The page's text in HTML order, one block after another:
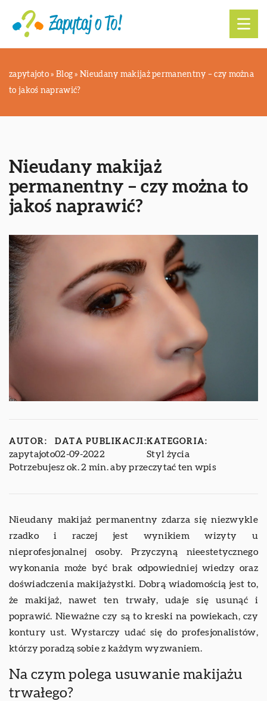
zapytajoto » Blog »Nieudany makijaż permanentny – czy można
to jakoś naprawić?
Nieudany makijaż
permanentny – czy można to
jakoś naprawić?
AUTOR:
zapytajoto
DATA PUBLIKACJI:
02-09-2022
KATEGORIA:
Styl życia
Potrzebujesz ok. 2 min. aby przeczytać ten wpis
Nieudany makijaż permanentny zdarza się niezwykle
rzadko i raczej jest wynikiem wizyty u
nieprofesjonalnej osoby. Przyczyną nieestetycznego
wykonania może być brak odpowiedniej wiedzy oraz
doświadczenia makijażystki. Dobrą wiadomością jest to,
że makijaż, nawet ten trwały, udaje się usunąć i
poprawić. Nieważne czy są to kreski na powiekach, czy
kontury ust. Wystarczy udać się do profesjonalistów,
którzy poradzą sobie z każdym wyzwaniem.
Na czym polega usuwanie makijażu
trwałego?